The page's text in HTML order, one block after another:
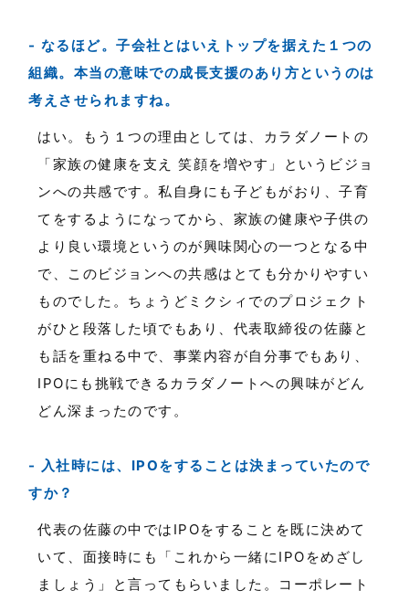
なるほど。子会社とはいえトップを据えた１つの
組織。本当の意味での成長支援のあり方というのは
考えさせられますね。
はい。もう１つの理由としては、カラダノートの
「家族の健康を支え 笑顔を増やす」というビジョ
ンへの共感です。私自身にも子どもがおり、子育
てをするようになってから、家族の健康や子供の
より良い環境というのが興味関心の一つとなる中
で、このビジョンへの共感はとても分かりやすい
ものでした。ちょうどミクシィでのプロジェクト
がひと段落した頃でもあり、代表取締役の佐藤と
も話を重ねる中で、事業内容が自分事でもあり、
IPOにも挑戦できるカラダノートへの興味がどん
どん深まったのです。
入社時には、IPOをすることは決まっていたので
すか？
代表の佐藤の中ではIPOをすることを既に決めて
いて、面接時にも「これから一緒にIPOをめざし
ましょう」と言ってもらいました。コーポレート